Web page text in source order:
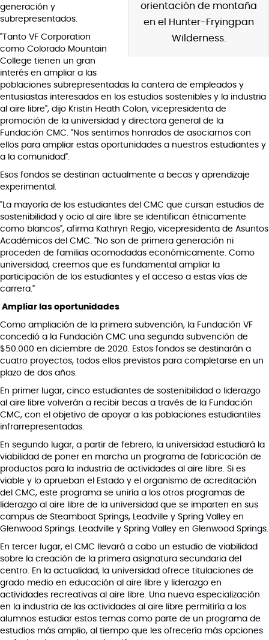
orientación de montaña
en el Hunter-Fryingpan
Wilderness.
generación y
subrepresentados.
"Tanto VF Corporation
como Colorado Mountain
College tienen un gran
interés en ampliar a las
poblaciones subrepresentadas la cantera de empleados y
entusiastas interesados en los estudios sostenibles y la industria
al aire libre", dijo Kristin Heath Colon, vicepresidenta de
promoción de la universidad y directora general de la
Fundación CMC. "Nos sentimos honrados de asociarnos con
ellos para ampliar estas oportunidades a nuestros estudiantes y
a la comunidad".
Esos fondos se destinan actualmente a becas y aprendizaje
experimental.
"La mayoría de los estudiantes del CMC que cursan estudios de
sostenibilidad y ocio al aire libre se identifican étnicamente
como blancos", afirma Kathryn Regjo, vicepresidenta de Asuntos
Académicos del CMC. "No son de primera generación ni
proceden de familias acomodadas económicamente. Como
universidad, creemos que es fundamental ampliar la
participación de los estudiantes y el acceso a estas vías de
carrera."
Ampliar las oportunidades
Como ampliación de la primera subvención, la Fundación VF
concedió a la Fundación CMC una segunda subvención de
$50.000 en diciembre de 2020. Estos fondos se destinarán a
cuatro proyectos, todos ellos previstos para completarse en un
plazo de dos años.
En primer lugar, cinco estudiantes de sostenibilidad o liderazgo
al aire libre volverán a recibir becas a través de la Fundación
CMC, con el objetivo de apoyar a las poblaciones estudiantiles
infrarrepresentadas.
En segundo lugar, a partir de febrero, la universidad estudiará la
viabilidad de poner en marcha un programa de fabricación de
productos para la industria de actividades al aire libre. Si es
viable y lo aprueban el Estado y el organismo de acreditación
del CMC, este programa se uniría a los otros programas de
liderazgo al aire libre de la universidad que se imparten en sus
campus de Steamboat Springs, Leadville y Spring Valley en
Glenwood Springs. Leadville y Spring Valley en Glenwood Springs.
En tercer lugar, el CMC llevará a cabo un estudio de viabilidad
sobre la creación de la primera asignatura secundaria del
centro. En la actualidad, la universidad ofrece titulaciones de
grado medio en educación al aire libre y liderazgo en
actividades recreativas al aire libre. Una nueva especialización
en la industria de las actividades al aire libre permitiría a los
alumnos estudiar estos temas como parte de un programa de
estudios más amplio, al tiempo que les ofrecería más opciones